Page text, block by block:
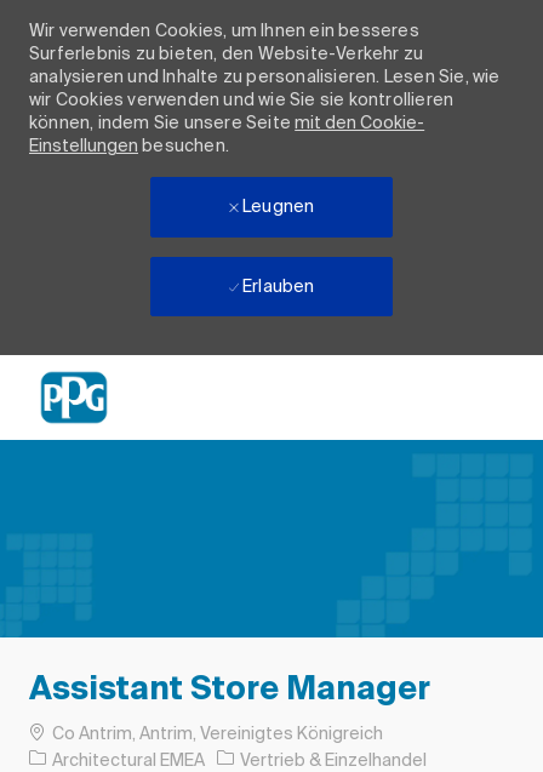
Wir verwenden Cookies, um Ihnen ein besseres
Surferlebnis zu bieten, den Website-Verkehr zu
analysieren und Inhalte zu personalisieren. Lesen Sie, wie
wir Cookies verwenden und wie Sie sie kontrollieren
können, indem Sie unsere Seitemit den Cookie-
Einstellungen besuchen.
Leugnen
Erlauben
Assistant Store Manager
OrtCo Antrim, Antrim, Vereinigtes Königreich
Architectural EMEA
Kategorie
Vertrieb & Einzelhandel